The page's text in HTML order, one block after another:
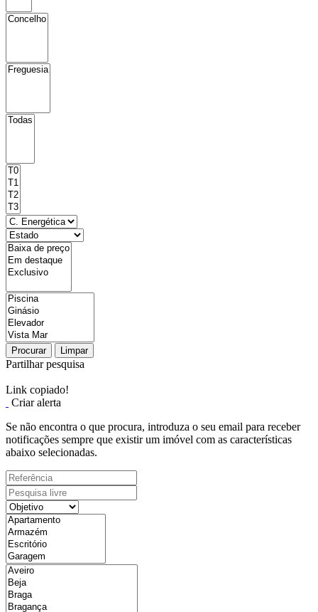
Procurar Limpar
Partilhar pesquisa
Link copiado!
Criar alerta
Se não encontra o que procura, introduza o seu email para receber
notificações sempre que existir um imóvel com as características
abaixo selecionadas.